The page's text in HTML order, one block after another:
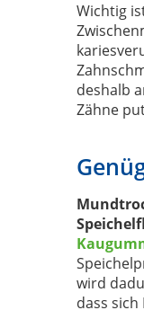
Wichtig
deshalb
Zähne
wird
dass